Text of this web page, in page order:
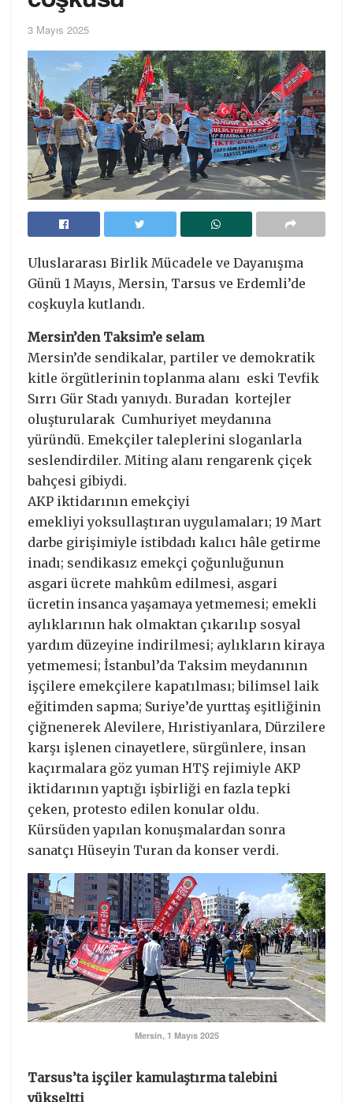
3 Mayıs 2025
Uluslararası Birlik Mücadele ve Dayanışma
Günü 1 Mayıs, Mersin, Tarsus ve Erdemli’de
coşkuyla kutlandı.
Mersin’den Taksim’e selam
Mersin’de sendikalar, partiler ve demokratik
kitle örgütlerinin toplanma alanı eski Tevfik
Sırrı Gür Stadı yanıydı. Buradan kortejler
oluşturularak Cumhuriyet meydanına
yüründü. Emekçiler taleplerini sloganlarla
seslendirdiler. Miting alanı rengarenk çiçek
bahçesi gibiydi.
AKP iktidarının emekçiyi
emekliyi yoksullaştıran uygulamaları; 19 Mart
darbe girişimiyle istibdadı kalıcı hâle getirme
inadı; sendikasız emekçi çoğunluğunun
asgari ücrete mahkûm edilmesi, asgari
ücretin insanca yaşamaya yetmemesi; emekli
aylıklarının hak olmaktan çıkarılıp sosyal
yardım düzeyine indirilmesi; aylıkların kiraya
yetmemesi; İstanbul’da Taksim meydanının
işçilere emekçilere kapatılması; bilimsel laik
eğitimden sapma; Suriye’de yurttaş eşitliğinin
çiğnenerek Alevilere, Hıristiyanlara, Dürzilere
karşı işlenen cinayetlere, sürgünlere, insan
kaçırmalara göz yuman HTŞ rejimiyle AKP
iktidarının yaptığı işbirliği en fazla tepki
çeken, protesto edilen konular oldu.
Kürsüden yapılan konuşmalardan sonra
sanatçı Hüseyin Turan da konser verdi.
Mersin, 1 Mayıs 2025
Tarsus’ta işçiler kamulaştırma talebini
yükseltti